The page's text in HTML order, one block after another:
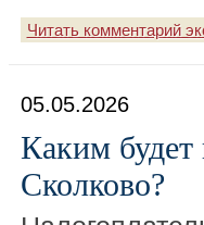
Читать комментарий
05.05.2026
Каким будет
Сколково?